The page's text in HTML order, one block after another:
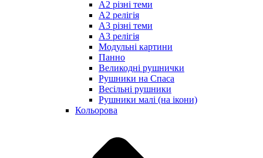
А2 різні теми
А2 релігія
А3 різні теми
А3 релігія
Модульні картини
Панно
Великодні рушнички
Рушники на Спаса
Весільні рушники
Рушники малі (на ікони)
Кольорова